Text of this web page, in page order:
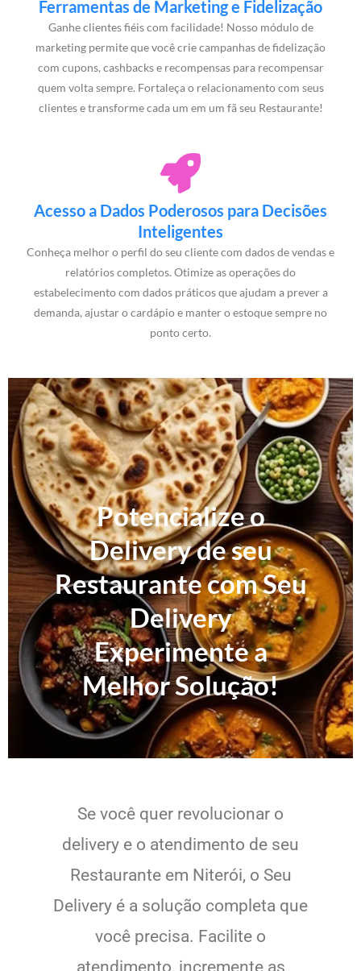
Ferramentas de Marketing e Fidelização
Ganhe clientes fiéis com facilidade! Nosso módulo de
marketing permite que você crie campanhas de fidelização
com cupons, cashbacks e recompensas para recompensar
quem volta sempre. Fortaleça o relacionamento com seus
clientes e transforme cada um em um fã seu Restaurante!
Acesso a Dados Poderosos para Decisões
Inteligentes
Conheça melhor o perfil do seu cliente com dados de vendas e
relatórios completos. Otimize as operações do
estabelecimento com dados práticos que ajudam a prever a
demanda, ajustar o cardápio e manter o estoque sempre no
ponto certo.
Potencialize o
Delivery de seu
Restaurante com Seu
Delivery
Experimente a
Melhor Solução!
Se você quer revolucionar o
delivery e o atendimento de seu
Restaurante em Niterói, o Seu
Delivery é a solução completa que
você precisa. Facilite o
atendimento, incremente as